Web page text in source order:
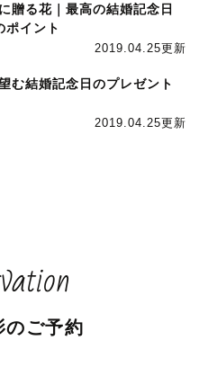
贈る花｜最高の結婚記念日
ポイント
2019.04.25更新
む結婚記念日のプレゼント
2019.04.25更新
のご予約